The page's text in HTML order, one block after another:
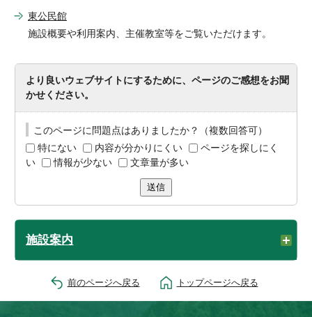
東公民館
施設概要や利用案内、主催教室等をご覧いただけます。
より良いウェブサイトにするために、ページのご感想をお聞
かせください。
このページに問題点はありましたか？（複数回答可）
特にない
内容が分かりにくい
ページを探しにく
い
情報が少ない 文章量が多い
送信
施設案内
前のページへ戻る トップページへ戻る